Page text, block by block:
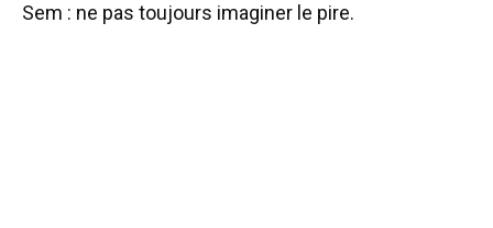
Sem : ne pas toujours imaginer le pire.